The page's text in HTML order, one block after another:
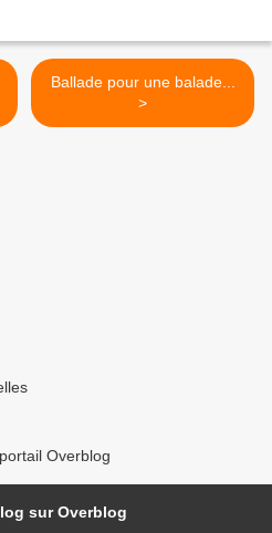
Ballade pour une balade...
>
Overblog
sur Overblog